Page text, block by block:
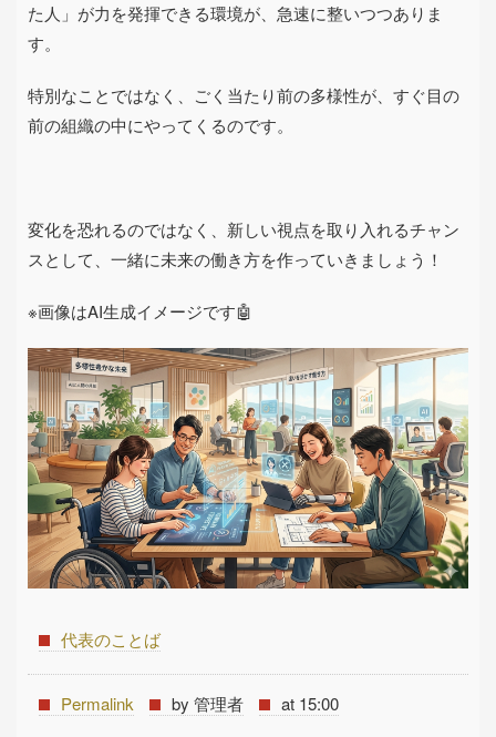
た人」が力を発揮できる環境が、急速に整いつつありま
す。
特別なことではなく、ごく当たり前の多様性が、すぐ目の
前の組織の中にやってくるのです。
変化を恐れるのではなく、新しい視点を取り入れるチャン
スとして、一緒に未来の働き方を作っていきましょう！
※画像はAI生成イメージです🤖
代表のことば
Permalink by 管理者 at 15:00